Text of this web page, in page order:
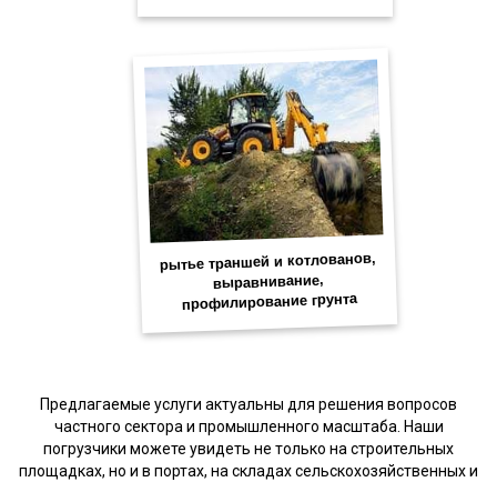
Предлагаемые услуги актуальны для решения вопросов
частного сектора и промышленного масштаба. Наши
погрузчики можете увидеть не только на строительных
площадках, но и в портах, на складах сельскохозяйственных и